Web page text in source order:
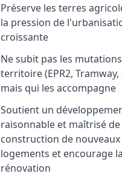
Préserve les terres
la pression de
croissante
Ne subit pas les
territoire (EPR2,
mais qui les accompagne
Soutient un
raisonnable et maîtrisé de
construction de nouveaux
logements et encourage la
rénovation